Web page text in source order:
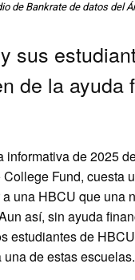
de Bankrate de datos del
sus
de la ayuda
informativa de 2025
Fund, cuesta
una HBCU que una
así, sin ayuda
estudiantes de
una de estas escuelas.